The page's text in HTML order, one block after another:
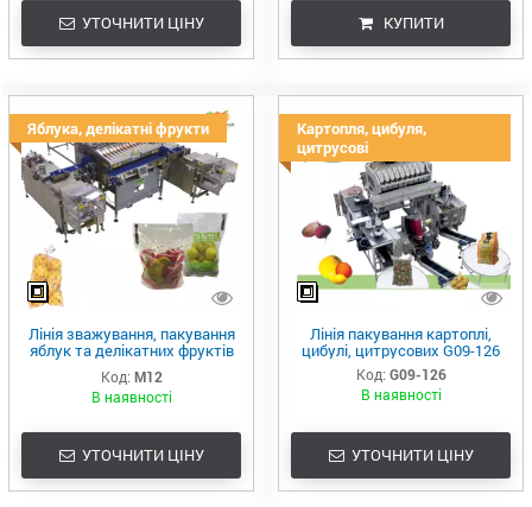
УТОЧНИТИ ЦІНУ КУПИТИ
Яблука, делікатні фрукти
Лінія зважування, пакування
яблук та делікатних фруктів
Код: M12
В наявності
УТОЧНИТИ ЦІНУ
Картопля, цибуля,
цитрусові
Лінія пакування картоплі,
цибулі, цитрусових G09-126
Код: G09-126
В наявності
УТОЧНИТИ ЦІНУ